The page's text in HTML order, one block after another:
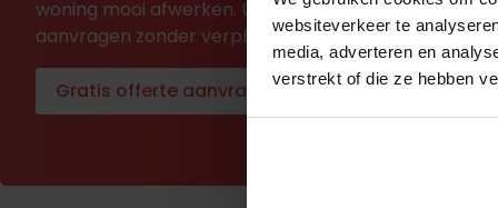
websiteverkeer te
media, adverteren en
verstrekt of die ze hebben
woning mooi afwerken. U kunt in één minuut een
aanvragen zonder verplichtingen.
Gratis offerte aanvragen